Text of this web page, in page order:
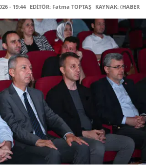
- 19:44 EDİTÖR: Fatma TOPTAŞ KAYNAK: (HABER